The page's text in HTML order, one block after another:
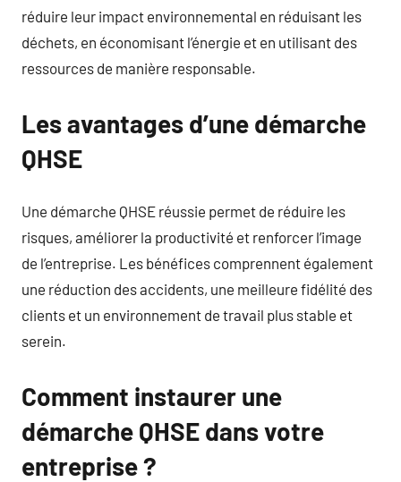
réduire leur impact environnemental en réduisant les
déchets, en économisant l’énergie et en utilisant des
ressources de manière responsable.
Les avantages d’une démarche
QHSE
Une démarche QHSE réussie permet de réduire les
risques, améliorer la productivité et renforcer l’image
de l’entreprise. Les bénéfices comprennent également
une réduction des accidents, une meilleure fidélité des
clients et un environnement de travail plus stable et
serein.
Comment instaurer une
démarche QHSE dans votre
entreprise ?